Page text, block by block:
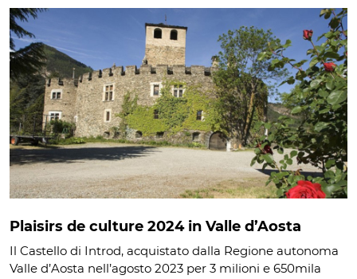
Plaisirs de culture 2024 in Valle d’Aosta
Il Castello di Introd, acquistato dalla Regione autonoma
Valle d’Aosta nell’agosto 2023 per 3 milioni e 650mila